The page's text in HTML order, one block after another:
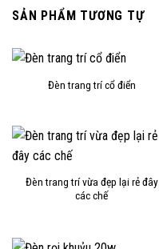
SẢN PHẨM TƯƠNG TỰ
Đèn trang trí cổ điển
Đèn trang trí vừa đẹp lại rẻ đây
các chế